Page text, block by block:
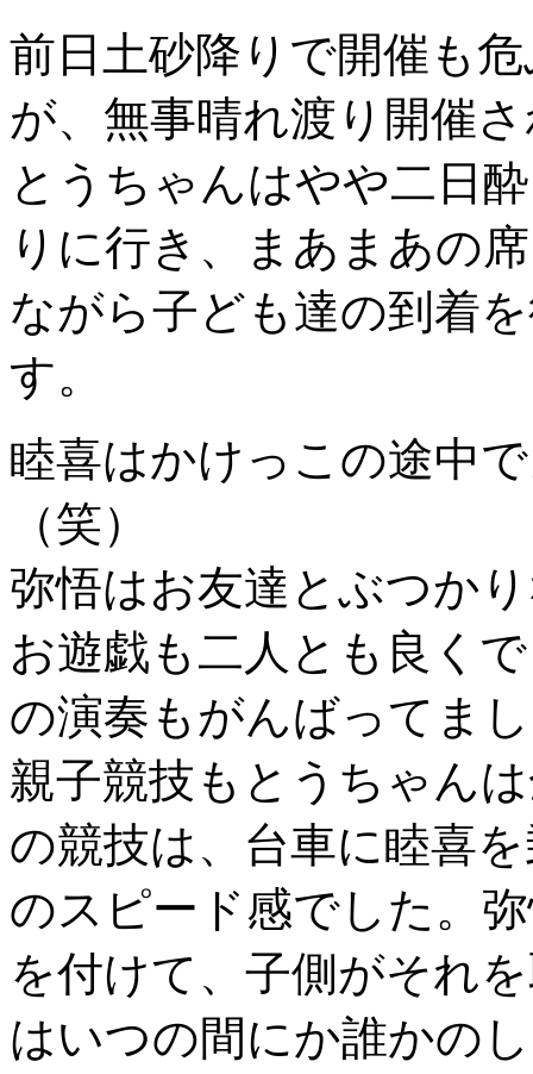
前日土砂降りで開催も
が、無事晴れ渡り開催
とうちゃんはやや二日
りに行き、まあまあの
ながら子ども達の到着
す。
睦喜はかけっこの途中
（笑）
弥悟はお友達とぶつか
お遊戯も二人とも良く
の演奏もがんばってま
親子競技もとうちゃん
の競技は、台車に睦喜
のスピード感でした。
を付けて、子側がそれ
はいつの間にか誰かの